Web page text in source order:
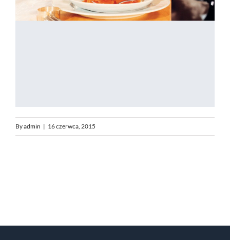
Byadmin | 16 czerwca, 2015